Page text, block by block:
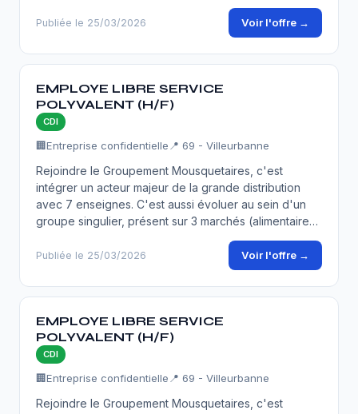
Publiée le 25/03/2026 Voir l'offre →
EMPLOYE LIBRE SERVICE
POLYVALENT (H/F)
CDI
🏢Entreprise confidentielle 📍 69 - Villeurbanne
Rejoindre le Groupement Mousquetaires, c'est
intégrer un acteur majeur de la grande distribution
avec 7 enseignes. C'est aussi évoluer au sein d'un
groupe singulier, présent sur 3 marchés (alimentaire…
Publiée le 25/03/2026 Voir l'offre →
EMPLOYE LIBRE SERVICE
POLYVALENT (H/F)
CDI
🏢Entreprise confidentielle 📍 69 - Villeurbanne
Rejoindre le Groupement Mousquetaires, c'est